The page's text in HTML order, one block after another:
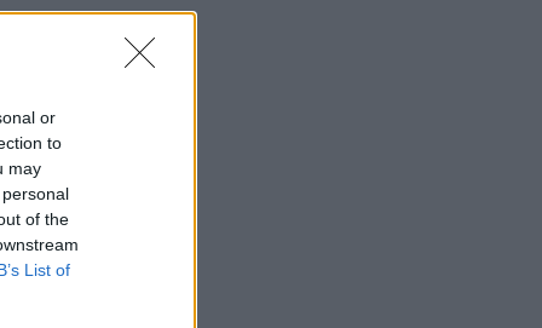
or
to
may
of the
List of